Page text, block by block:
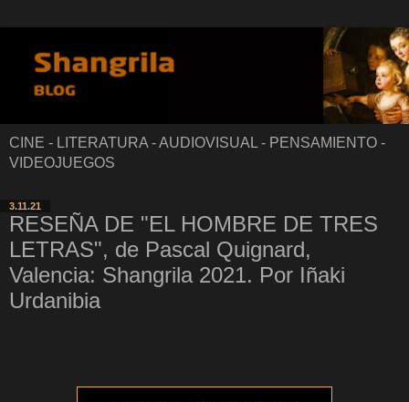
CINE - LITERATURA - AUDIOVISUAL - PENSAMIENTO -
VIDEOJUEGOS
3.11.21
RESEÑA DE "EL HOMBRE DE TRES
LETRAS", de Pascal Quignard,
Valencia: Shangrila 2021. Por Iñaki
Urdanibia